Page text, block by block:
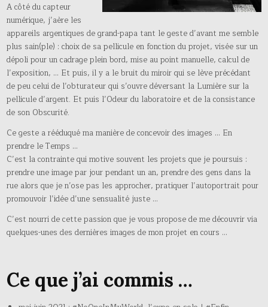
A côté du capteur
numérique, j’aère les
appareils argentiques de grand-papa tant le geste d’avant me semble
plus sain(ple) : choix de sa pellicule en fonction du projet, visée sur un
dépoli pour un cadrage plein bord, mise au point manuelle, calcul de
l’exposition, … Et puis, il y a le bruit du miroir qui se lève précédant
de peu celui de l’obturateur qui s’ouvre déversant la Lumière sur la
pellicule d’argent. Et puis l’Odeur du laboratoire et de la consistance
de son Obscurité.
Ce geste a rééduqué ma manière de concevoir des images … En
prendre le Temps …
C’est la contrainte qui motive souvent les projets que je poursuis :
prendre une image par jour pendant un an, prendre des gens dans la
rue alors que je n’ose pas les approcher, pratiquer l’autoportrait pour
promouvoir l’idée d’une sensualité juste …
C’est nourri de cette passion que je vous propose de me découvrir via
quelques-unes des dernières images de mon projet en cours …
Ce que j’ai commis …